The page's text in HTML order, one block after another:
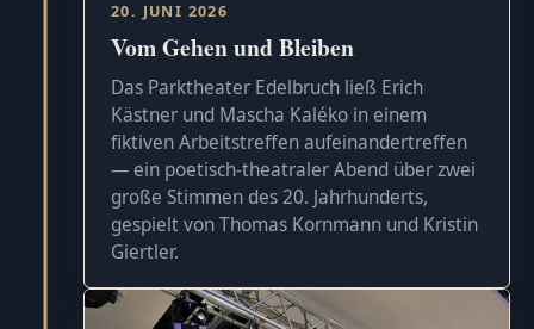
20. JUNI 2026
Vom Gehen und Bleiben
Das Parktheater Edelbruch ließ Erich
Kästner und Mascha Kaléko in einem
fiktiven Arbeitstreffen aufeinandertreffen
— ein poetisch-theatraler Abend über zwei
große Stimmen des 20. Jahrhunderts,
gespielt von Thomas Kornmann und Kristin
Giertler.